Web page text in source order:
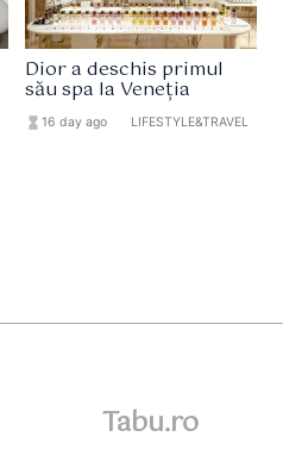
Dior a deschis primul
său spa la Veneția
hourglass_full 16 day ago LIFESTYLE&TRAVEL
Tabu.ro